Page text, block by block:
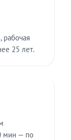
25 лет.
мин — по